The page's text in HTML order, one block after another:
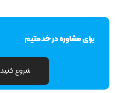
برای مشاوره در خدمتیم
شروع کنید